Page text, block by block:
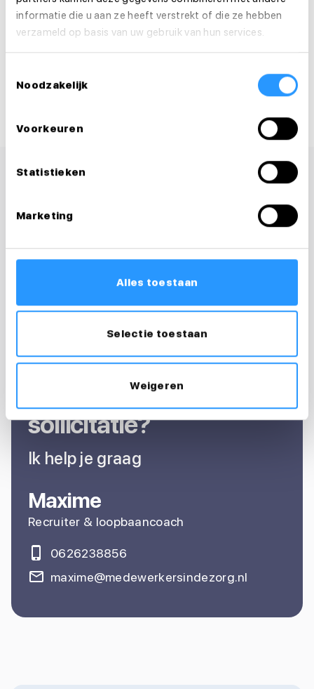
informatie die u aan ze heeft verstrekt of die ze hebben
verzameld op basis van uw gebruik van hun services.
Noodzakelijk
Voorkeuren
Statistieken
Marketing
Alles toestaan
Selectie toestaan
Weigeren
Solliciteer binnen 1 minuut
Vragen over je
sollicitatie?
Ik help je graag
Maxime
Recruiter & loopbaancoach
0626238856
maxime@medewerkersindezorg.nl